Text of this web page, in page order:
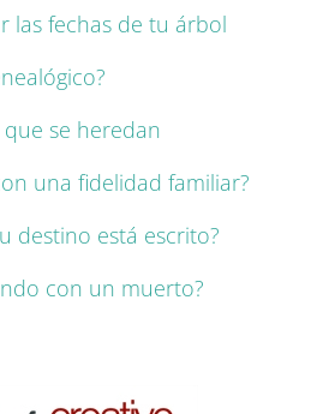
las fechas de tu árbol
se heredan
una fidelidad familiar?
destino está escrito?
con un muerto?